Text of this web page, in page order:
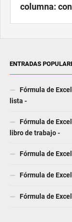
columna:
ENTRADAS
Fórmula de
lista -
Fórmula de
libro de trabajo -
Fórmula de
Fórmula de
Fórmula de